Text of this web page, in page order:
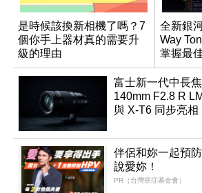
是時候該換新相機了嗎？7
個你手上器材真的需要升
級的理由
全新銀
Way
掌握最
富士新一代中長
140mm F2.8 R
與 X-T6 同步亮相
伴侶和妳一起預
說愛妳！
PR（台灣癌症基金會）